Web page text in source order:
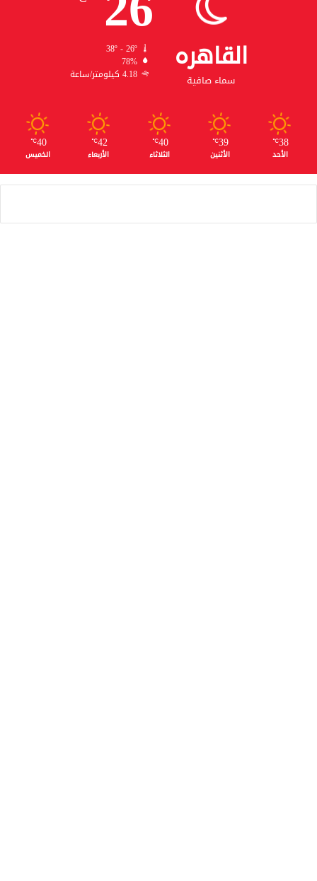
القاهره
سماء صافية
38º - 26º
78%
4.18 كيلومتر/ساعة
38
℃
الأحد
39
℃
الأثنين
40
℃
الثلاثاء
42
℃
الأربعاء
40
℃
الخميس